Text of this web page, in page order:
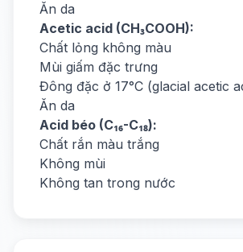
Ăn da
Acetic acid (CH₃COOH):
Chất lỏng không màu
Mùi giấm đặc trưng
Đông đặc ở 17°C (glacial acetic
Ăn da
Acid béo (C₁₆-C₁₈):
Chất rắn màu trắng
Không mùi
Không tan trong nước